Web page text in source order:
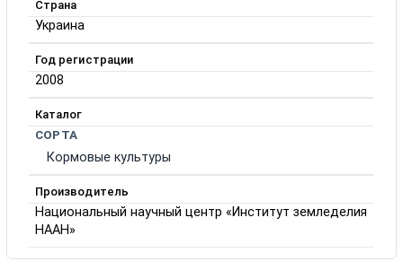
Страна
Украина
Год регистрации
2008
Каталог
СОРТА
Кормовые культуры
Производитель
Национальный научный центр «Институт земледелия
НААН»